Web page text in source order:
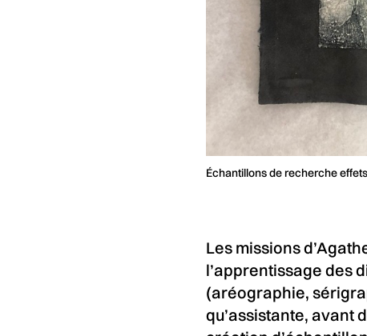
Échantillons de recherche
Les missions
l’apprentissage des
(aréographie,
qu’assistante, avant